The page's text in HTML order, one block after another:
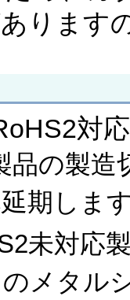
ります
対
品の製
期しま
未対応
のメタル